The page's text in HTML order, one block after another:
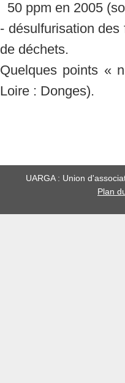
50 ppm en 2005
- désulfurisation
de déchets.
Quelques points «
Loire : Donges).
UARGA : Union
Plan